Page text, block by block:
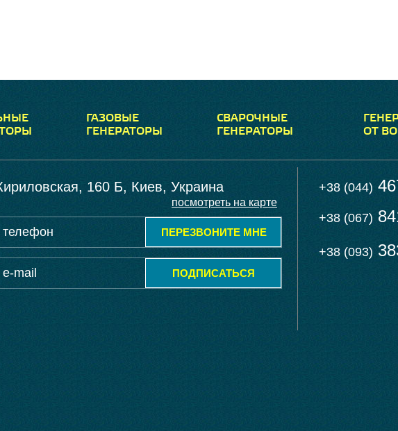
ГАЗОВЫЕ
ГЕНЕРАТОРЫ
СВАРОЧНЫЕ
ГЕНЕРАТОРЫ
ОТ
160 Б, Киев, Украина
посмотреть на карте
ПЕРЕЗВОНИТЕ МНЕ
ПОДПИСАТЬСЯ
+38 (044)
+38 (067)
+38 (093)